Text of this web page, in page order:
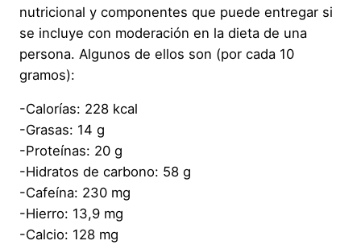
nutricional y componentes que puede entregar si
se incluye con moderación en la dieta de una
persona. Algunos de ellos son (por cada 10
gramos):
-Calorías: 228 kcal
-Grasas: 14 g
-Proteínas: 20 g
-Hidratos de carbono: 58 g
-Cafeína: 230 mg
-Hierro: 13,9 mg
-Calcio: 128 mg